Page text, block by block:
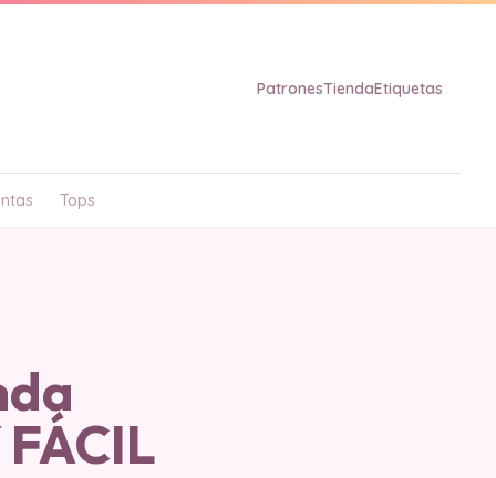
PatronesTiendaEtiquetas
Tops